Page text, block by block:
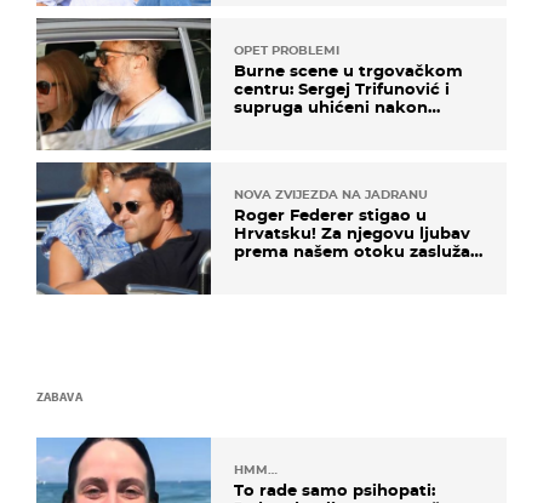
OPET PROBLEMI
Burne scene u trgovačkom
centru: Sergej Trifunović i
supruga uhićeni nakon
NOVA ZVIJEZDA NA JADRANU
Roger Federer stigao u
Hrvatsku! Za njegovu ljubav
prema našem otoku zaslužan
ZABAVA
HMM…
To rade samo psihopati: